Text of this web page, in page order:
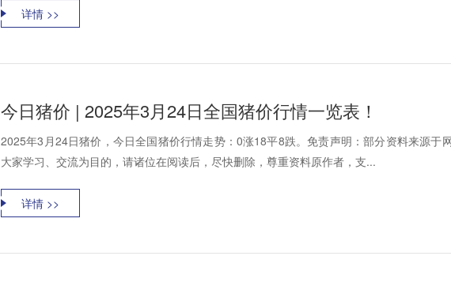
详情 >>
今日猪价 | 2025年3月24日全国猪价行情一览表！
2025年3月24日猪价，今日全国猪价行情走势：0涨18平8跌。免责声明：部分资料来源于
大家学习、交流为目的，请诸位在阅读后，尽快删除，尊重资料原作者，支...
详情 >>